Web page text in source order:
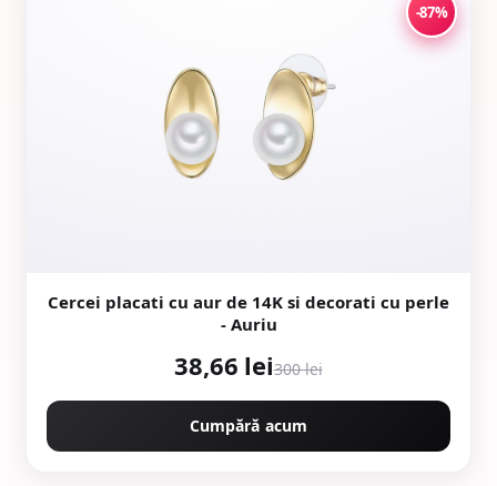
-87%
Cercei placati cu aur de 14K si decorati cu perle
- Auriu
38,66 lei300 lei
Cumpără acum